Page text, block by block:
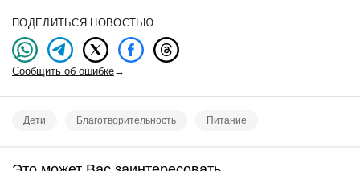
ПОДЕЛИТЬСЯ НОВОСТЬЮ
Сообщить об ошибке→
Дети Благотворительность Питание